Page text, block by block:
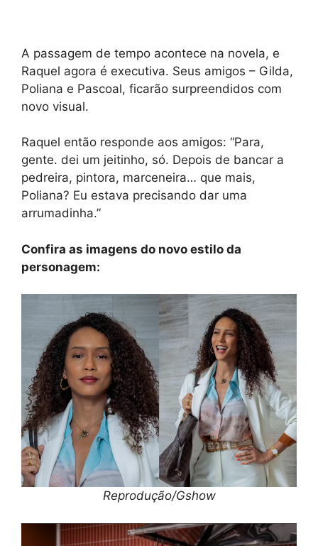
A passagem de tempo acontece na novela, e
Raquel agora é executiva. Seus amigos – Gilda,
Poliana e Pascoal, ficarão surpreendidos com
novo visual.
Raquel então responde aos amigos: “Para,
gente. dei um jeitinho, só. Depois de bancar a
pedreira, pintora, marceneira… que mais,
Poliana? Eu estava precisando dar uma
arrumadinha.”
Confira as imagens do novo estilo da
personagem:
Reprodução/Gshow